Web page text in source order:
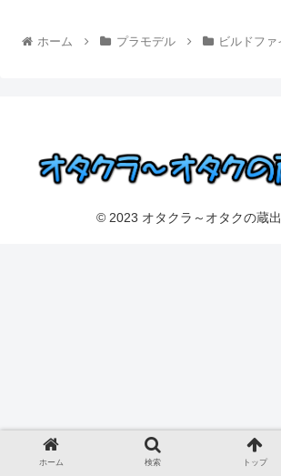
ホーム プラモデル ビルドフ
© 2023 オタクラ～オタクの蔵出
ホーム 検索 トップ